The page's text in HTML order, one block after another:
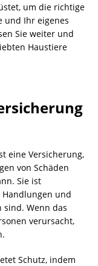
um die richtige
und Ihr eigenes
Sie weiter und
Haustiere
eine Versicherung,
von Schäden
Sie ist
und
Wenn das
verursacht,
Schutz, indem